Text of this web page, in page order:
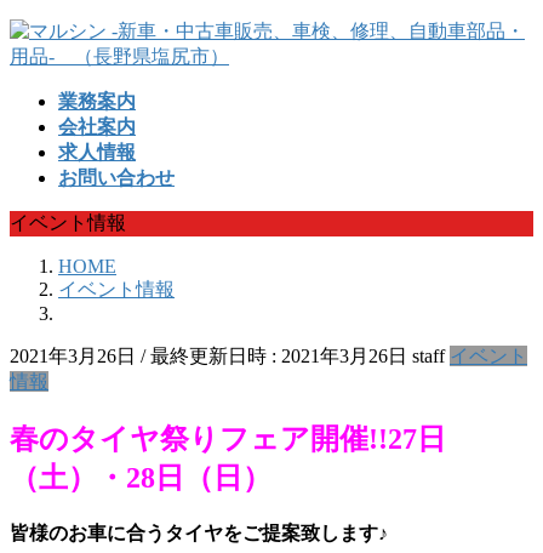
コ
ン
キ
ッ
ナ
ビ
に
移
業務案内
会社案内
求人情報
お問い合わせ
イベント情報
HOME
イベント情報
2021年3月26日 / 最終更新日時 : 2021年3月26日 staff イベント
情報
春のタイヤ祭りフェア開催!!27日
（土）・28日（日）
皆様のお車に合うタイヤをご提案致します♪